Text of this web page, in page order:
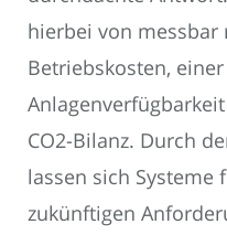
hierbei von messbar
Betriebskosten,
CO2-Bilanz. Durch
lassen sich Systeme
zukünftigen